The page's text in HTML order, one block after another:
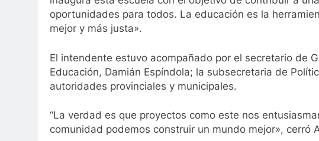
oportunidades para todos. La educación es la
mejor y más justa».
El intendente estuvo acompañado por el secretario de
Educación, Damián Espíndola; la subsecretaria de
autoridades provinciales y municipales.
“La verdad es que proyectos como este nos
comunidad podemos construir un mundo mejor», cerró